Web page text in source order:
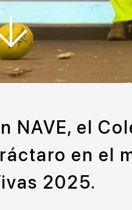
NAVE, el
en el
2025.